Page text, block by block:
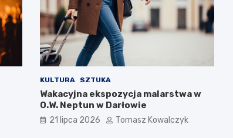
KULTURA SZTUKA
Wakacyjna ekspozycja malarstwa w
O.W. Neptun w Darłowie
21 lipca 2026 Tomasz Kowalczyk